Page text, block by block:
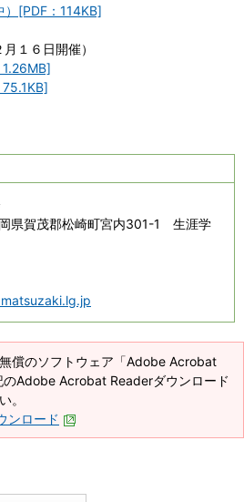
）[PDF：114KB]
１６日開催）
県賀茂郡松崎町宮内301-1 生涯学
償のソフトウェア「Adobe Acrobat
Adobe Acrobat Readerダウンロード
。
ンロード